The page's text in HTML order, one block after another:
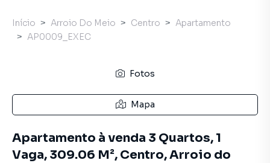
Início Arroio Do Meio Centro
Apartamento
AP0009_EXEC
Fotos
Mapa
Apartamento à venda 3 Quartos, 1
Vaga, 309.06 M², Centro, Arroio do